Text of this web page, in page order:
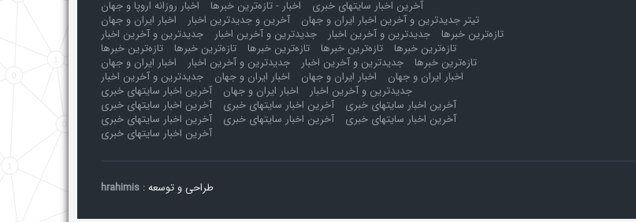
آخرین اخبار سایتهای خبری
اخبار - تازه‌ترین خبرها
اخبار روزانه اروپا و جهان
تیتر جدیدترین و آخرین اخبار ایران و جهان
آخرین و جدیدترین اخبار
اخبار ایران و جهان
تازه‌ترین خبرها
جدیدترین و آخرین اخبار جدیدترین و آخرین اخبار
جدیدترین و آخرین اخبار
تازه‌ترین خبرها
تازه‌ترین خبرها تازه‌ترین خبرها تازه‌ترین خبرها
تازه‌ترین خبرها
تازه‌ترین خبرها
جدیدترین و آخرین اخبار جدیدترین و آخرین اخبار
اخبار ایران و جهان
اخبار ایران و جهان
اخبار ایران و جهان اخبار ایران و جهان
جدیدترین و آخرین اخبار
جدیدترین و آخرین اخبار
اخبار ایران و جهان
آخرین اخبار سایتهای خبری
آخرین اخبار سایتهای خبری
آخرین اخبار سایتهای خبری
آخرین اخبار سایتهای خبری
آخرین اخبار سایتهای خبری
آخرین اخبار سایتهای خبری
آخرین اخبار سایتهای خبری
آخرین اخبار سایتهای خبری
طراحی و توسعه : hrahimis